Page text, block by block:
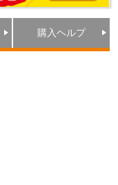
購入ヘルプ